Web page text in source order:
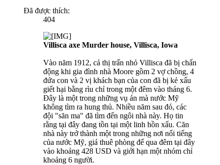
Đã được thích:
404
Villisca axe Murder house, Villisca, Iowa
Vào năm 1912, cả thị trấn nhỏ Villisca đã bị chấn
động khi gia đình nhà Moore gồm 2 vợ chồng, 4
đứa con và 2 vị khách bạn của con đã bị kẻ xấu
giết hại bằng rìu chỉ trong một đêm vào tháng 6.
Đây là một trong những vụ án mà nước Mỹ
không tìm ra hung thủ. Nhiều năm sau đó, các
đội "săn ma" đã tìm đến ngôi nhà này. Họ tin
rằng tại đây đang tồn tại một linh hồn xấu. Căn
nhà này trở thành một trong những nơi nổi tiếng
của nước Mỹ, giá thuê phòng để qua đêm tại đây
vào khoảng 428 USD và giới hạn một nhóm chỉ
khoảng 6 người.